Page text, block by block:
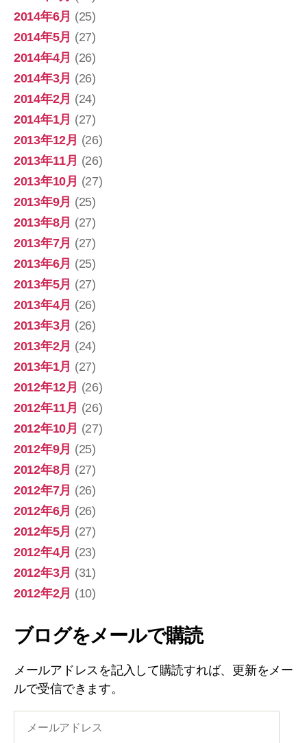
2014年6月 (25)
2014年5月 (27)
2014年4月 (26)
2014年3月 (26)
2014年2月 (24)
2014年1月 (27)
2013年12月 (26)
2013年11月 (26)
2013年10月 (27)
2013年9月 (25)
2013年8月 (27)
2013年7月 (27)
2013年6月 (25)
2013年5月 (27)
2013年4月 (26)
2013年3月 (26)
2013年2月 (24)
2013年1月 (27)
2012年12月 (26)
2012年11月 (26)
2012年10月 (27)
2012年9月 (25)
2012年8月 (27)
2012年7月 (26)
2012年6月 (26)
2012年5月 (27)
2012年4月 (23)
2012年3月 (31)
2012年2月 (10)
ブログをメールで購読
メールアドレスを記入して購読すれば、更新をメー
ルで受信できます。